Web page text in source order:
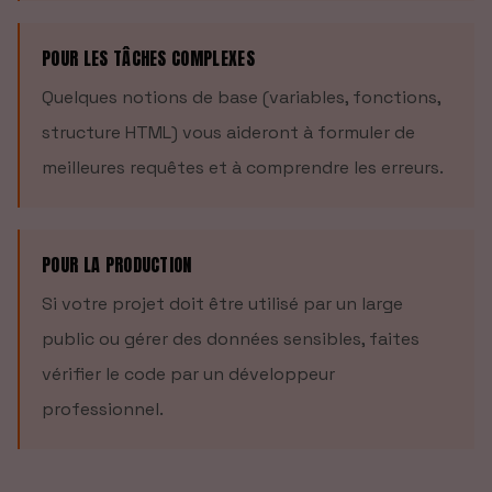
POUR LES TÂCHES COMPLEXES
Quelques notions de base (variables, fonctions,
structure HTML) vous aideront à formuler de
meilleures requêtes et à comprendre les erreurs.
POUR LA PRODUCTION
Si votre projet doit être utilisé par un large
public ou gérer des données sensibles, faites
vérifier le code par un développeur
professionnel.